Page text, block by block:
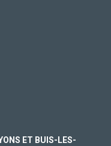
ET BUIS-LES-